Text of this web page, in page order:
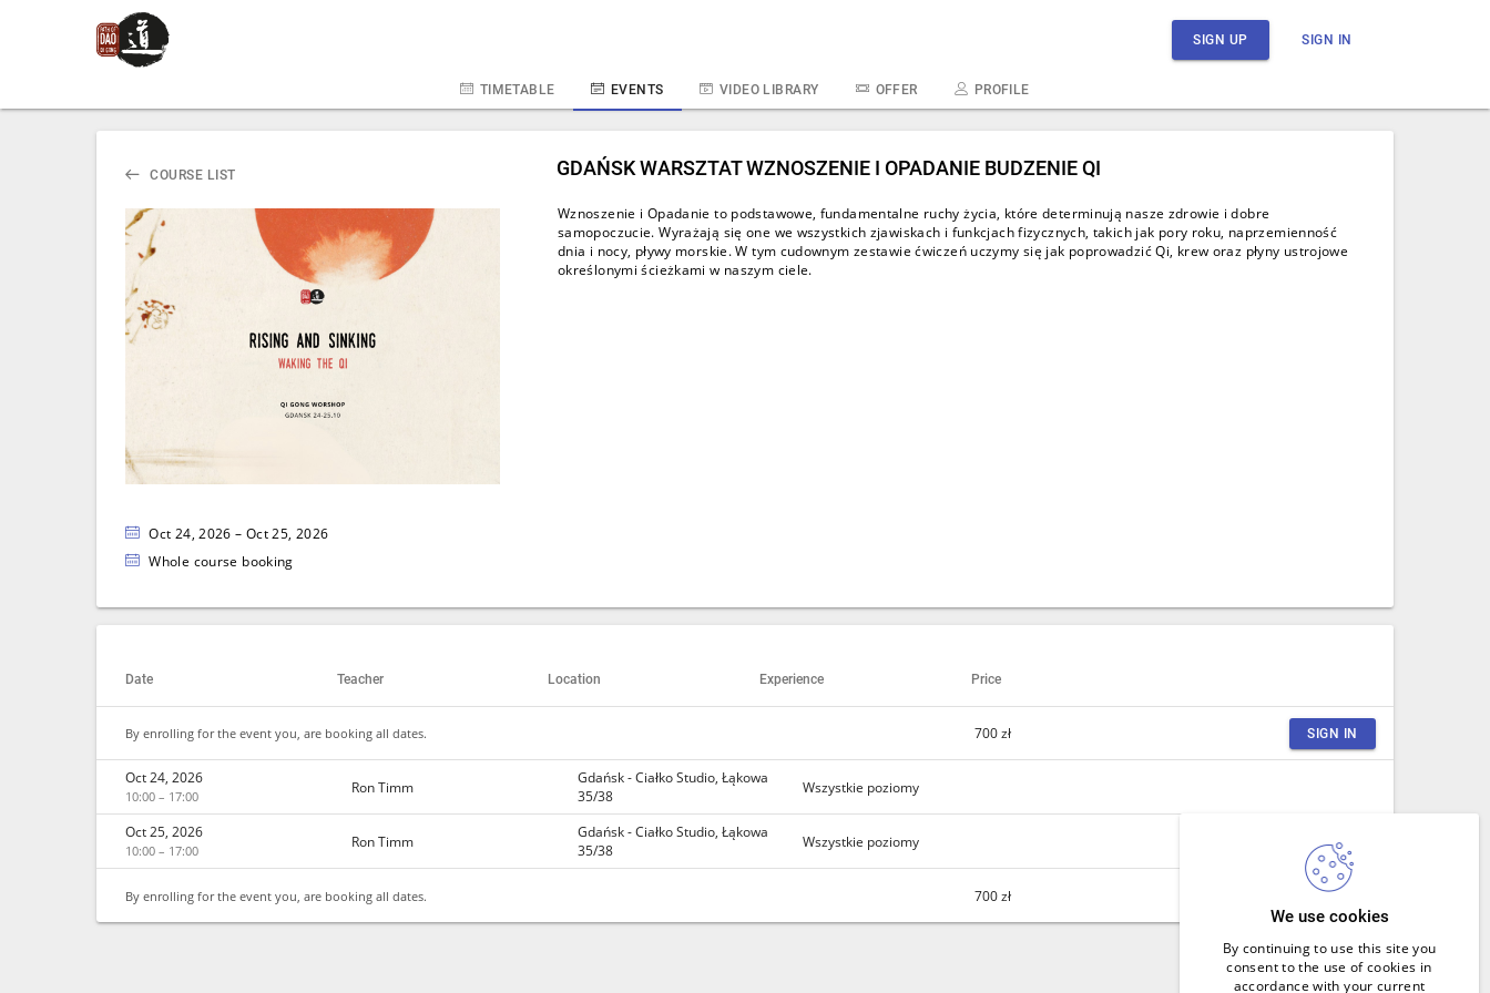
We use cookies
By continuing to use this site you
consent to the use of cookies in
accordance with your current
SIGN UP SIGN IN
TIMETABLE EVENTS VIDEO LIBRARY OFFER PROFILE
COURSE LIST
Oct 24, 2026 – Oct 25, 2026
Whole course booking
GDAŃSK WARSZTAT WZNOSZENIE I OPADANIE BUDZENIE QI
Wznoszenie i Opadanie to podstawowe, fundamentalne ruchy życia, które determinują nasze zdrowie i dobre
samopoczucie. Wyrażają się one we wszystkich zjawiskach i funkcjach fizycznych, takich jak pory roku, naprzemienność
dnia i nocy, pływy morskie. W tym cudownym zestawie ćwiczeń uczymy się jak poprowadzić Qi, krew oraz płyny ustrojowe
określonymi ścieżkami w naszym ciele.
Date Teacher Location Experience Price
By enrolling for the event you, are booking all dates. 700 zł SIGN IN
Oct 24, 2026
10:00 – 17:00
Ron Timm
Gdańsk - Ciałko Studio, Łąkowa
35/38
Wszystkie poziomy
Oct 25, 2026
10:00 – 17:00
Ron Timm
Gdańsk - Ciałko Studio, Łąkowa
35/38
Wszystkie poziomy
By enrolling for the event you, are booking all dates. 700 zł SIGN IN